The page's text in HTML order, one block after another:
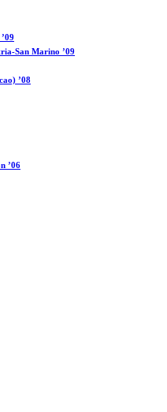
San Marino ’09
’08
’06